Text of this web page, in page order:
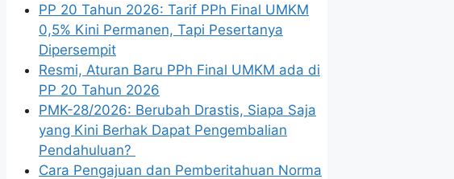
PP 20 Tahun 2026: Tarif PPh Final UMKM
0,5% Kini Permanen, Tapi Pesertanya
Dipersempit
Resmi, Aturan Baru PPh Final UMKM ada di
PP 20 Tahun 2026
PMK-28/2026: Berubah Drastis, Siapa Saja
yang Kini Berhak Dapat Pengembalian
Pendahuluan?
Cara Pengajuan dan Pemberitahuan Norma